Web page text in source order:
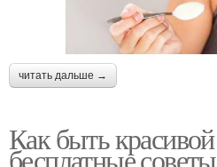
читать дальше →
Как быть